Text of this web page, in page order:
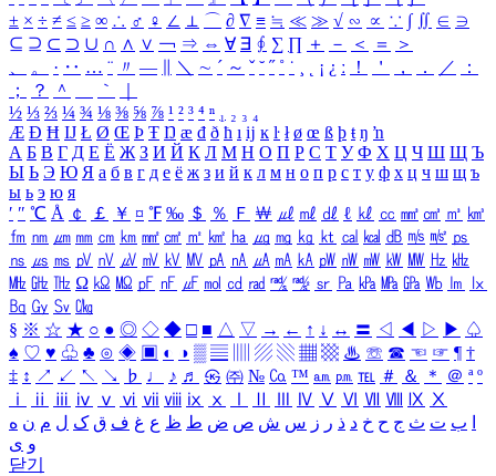
± × ÷ ≠ ≤ ≥ ∞ ∴ ♂ ♀ ∠ ⊥ ⌒ ∂ ∇ ≡ ≒ ≪ ≫ √ ∽ ∝ ∵ ∫ ∬ ∈ ∋
⊆ ⊇ ⊂ ⊃ ∪ ∩ ∧ ∨ ￢ ⇒ ⇔ ∀ ∃ ∮ ∑ ∏ ＋ － ＜ ＝
＞
、
。 · ‥ … ¨ 〃 ― ＼ ∼ ´ ～ ˇ ˘ ˝ ˚ ˙ ¸ ¡ ¿ ː ！ ＇ ， ． ／
：
；
？ ＾ ｀
½ ⅓ ⅔ ¼ ¾ ⅛ ⅜ ⅝ ⅞ ¹ ² ³ ⁴ ⁿ ₁ ₂ ₃ ₄
Æ Ð Ħ Ĳ Ł Ø Œ Þ Ŧ Ŋ æ đ ð ħ ı ĳ ĸ ŀ ł ø œ ß þ ŧ ŋ ŉ
А Б В Г Д Е Ё Ж З И Й К Л М Н О П Р С Т У Ф Х Ц Ч Ш Щ Ъ
Ы Ь Э Ю Я а б в г д е ё ж з и й к л м н о п р с т у ф х ц ч ш щ ъ
ы ь э ю я
′ ″ ℃ Å ￠ ￡ ￥ ¤ ℉ ‰ ＄ ％ Ｆ ￦ ㎕ ㎖ ㎗ ℓ ㎘ ㏄ ㎣ ㎤ ㎥ ㎦
㎙ ㎚ ㎛ ㎜ ㎝ ㎞ ㎟ ㎠ ㎡ ㎢ ㏊ ㎍ ㎎ ㎏ ㏏ ㎈ ㎉ ㏈ ㎧ ㎨ ㎰
㎱ ㎲ ㎳ ㎴ ㎵ ㎶ ㎷ ㎸ ㎹ ㎀ ㎁ ㎂ ㎃ ㎄ ㎺ ㎻ ㎽ ㎾ ㎿ ㎐ ㎑
㎒ ㎓ ㎔ Ω ㏀ ㏁ ㎊ ㎋ ㎌ ㏖ ㏅ ㎭ ㎮ ㎯ ㏛ ㎩ ㎪ ㎫ ㎬ ㏝ ㏐
㏓
㏃ ㏉ ㏜ ㏆
§ ※ ☆ ★ ○ ● ◎ ◇ ◆ □ ■ △ ▽ → ← ↑ ↓ ↔ 〓 ◁ ◀ ▷ ▶ ♤
♠ ♡ ♥ ♧ ♣ ⊙ ◈ ▣ ◐ ◑ ▒ ▤ ▨ ▧ ▦ ▩ ♨ ☏ ☎ ☜ ☞ ¶ †
‡ ↕ ↗ ↙ ↖ ↘ ♭ ♩ ♪ ♬ ㉿ ㈜ № ㏇ ™ ㏂ ㏘ ℡ ＃ ＆ ＊ ＠ ª º
ⅰ
ⅱ ⅲ ⅳ ⅴ ⅵ ⅶ ⅷ ⅸ ⅹ Ⅳ Ⅴ Ⅵ Ⅶ Ⅷ Ⅸ Ⅹ
ب ت ث ج ح خ د ذ ر ز س ش ص ض ط ظ ع غ ف ق ک ل م ن ه
و ی
닫기